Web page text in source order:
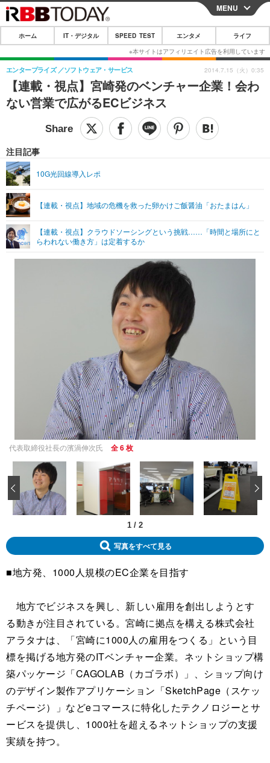
CLOSE
ホーム
IT・デジタル
IT・デジタルTOP スマートフォン
ショッピング その他
SPEED TEST
エンタメTOP 映画・ドラマ
グラビア ブログ
ショッピング その他
ライフTOP
リリース一覧
プッシュ通知の停止方法
MENU
ホーム IT・デジタル SPEED TEST エンタメ ライフ
【連載・視点】宮崎発のベンチャー企業！会わ
ない営業で広がるECビジネス
エンタープライズ ソフトウェア・サービス
注目記事
10G光回線導入レポ
【連載・視点】地域の危機を救った卵かけご飯醤油「おたまはん」
【連載・視点】クラウドソーシングという挑戦……「時間と場所にと
らわれない働き方」は定着するか
2014.7.15（火）0:35
代表取締役社長の濱渦伸次氏 全 6 枚
1 / 2
‹
写真をすべて見る
■地方発、1000人規模のEC企業を目指す
地方でビジネスを興し、新しい雇用を創出しようとす
る動きが注目されている。宮崎に拠点を構える株式会社
アラタナは、「宮崎に1000人の雇用をつくる」という目
標を掲げる地方発のITベンチャー企業。ネットショップ構
築パッケージ「CAGOLAB（カゴラボ）」、ショップ向け
のデザイン製作アプリケーション「SketchPage（スケッ
チページ）」などeコマースに特化したテクノロジーとサ
ービスを提供し、1000社を超えるネットショップの支援
実績を持つ。